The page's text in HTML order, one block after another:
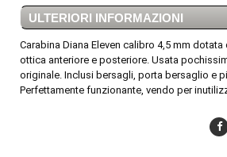
ULTERIORI INFORMAZIONI
Carabina Diana Eleven calibro 4,5 mm
ottica anteriore e posteriore. Usata
originale. Inclusi bersagli, porta bersaglio e
Perfettamente funzionante, vendo per